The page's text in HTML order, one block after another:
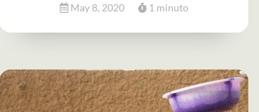
May 8, 2020 1 minuto